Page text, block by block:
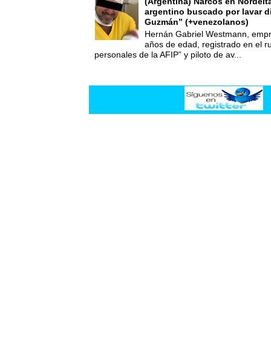
argentino buscado por lavar
Guzmán” (+venezolanos)
Hernán Gabriel Westmann,
años de edad, registrado en el
personales de la AFIP” y piloto de av...